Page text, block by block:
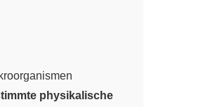
physikalische